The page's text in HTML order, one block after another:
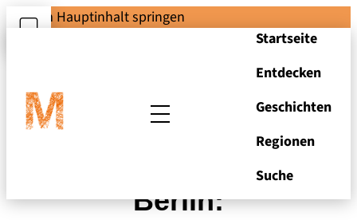
Zum Hauptinhalt springen
Startseite
Entdecken
Geschichten
Regionen
Suche
Militärparade in
Berlin: